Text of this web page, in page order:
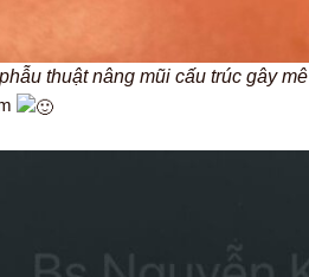
thuật nâng mũi cấu trúc gây mê